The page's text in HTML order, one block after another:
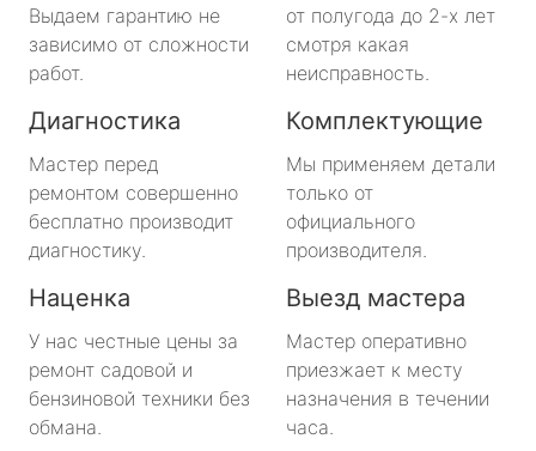
Выдаем гарантию не
зависимо от сложности
работ.
от полугода до 2-х лет
смотря какая
неисправность.
Диагностика
Мастер перед
ремонтом совершенно
бесплатно производит
диагностику.
Комплектующие
Мы применяем детали
только от
официального
производителя.
Наценка
У нас честные цены за
ремонт садовой и
бензиновой техники без
обмана.
Выезд мастера
Мастер оперативно
приезжает к месту
назначения в течении
часа.